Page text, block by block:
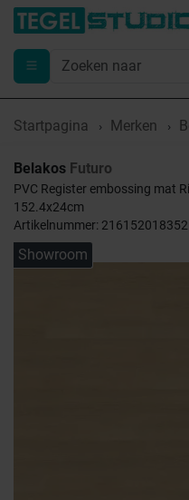
Startpagina Merken
Belakos Futuro
PVC Register embossing mat
152.4x24cm
Artikelnummer: 216152018352
Showroom